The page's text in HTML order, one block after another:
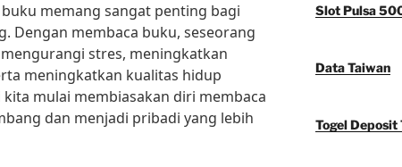
memang sangat penting bagi
Dengan membaca buku, seseorang
stres, meningkatkan
meningkatkan kualitas hidup
mulai membiasakan diri membaca
dan menjadi pribadi yang lebih
Slot Pulsa
Data Taiwan
Togel Deposit